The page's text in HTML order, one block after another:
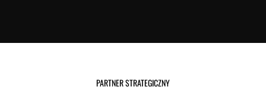
PARTNER STRATEGICZNY